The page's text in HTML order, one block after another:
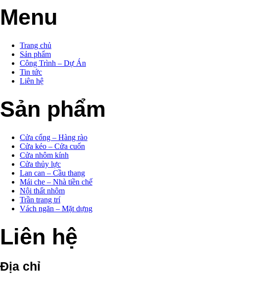
Menu
Trang chủ
Sản phẩm
Công Trình – Dự Án
Tin tức
Liên hệ
Sản phẩm
Cửa cổng – Hàng rào
Cửa kéo – Cửa cuốn
Cửa nhôm kính
Cửa thủy lực
Lan can – Cầu thang
Mái che – Nhà tiền chế
Nội thất nhôm
Trần trang trí
Vách ngăn – Mặt dựng
Liên hệ
Địa chỉ